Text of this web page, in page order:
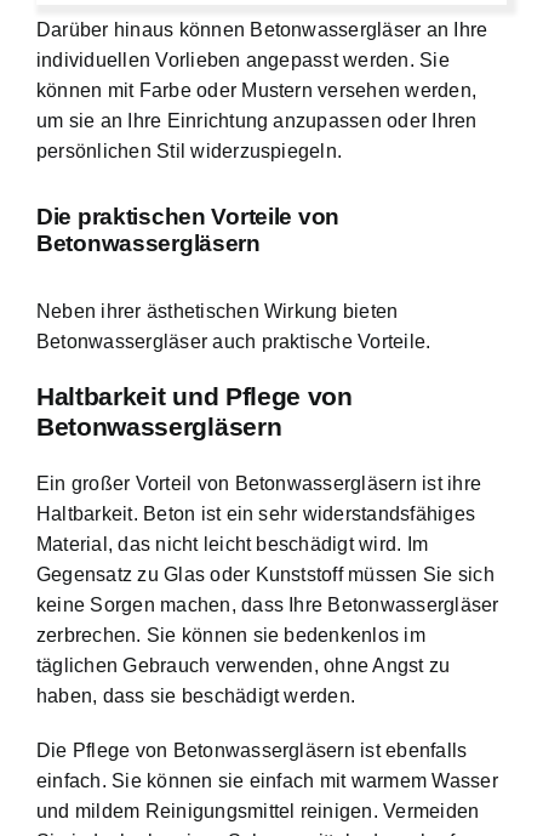
Darüber hinaus können Betonwassergläser an Ihre
individuellen Vorlieben angepasst werden. Sie
können mit Farbe oder Mustern versehen werden,
um sie an Ihre Einrichtung anzupassen oder Ihren
persönlichen Stil widerzuspiegeln.
Die praktischen Vorteile von
Betonwassergläsern
Neben ihrer ästhetischen Wirkung bieten
Betonwassergläser auch praktische Vorteile.
Haltbarkeit und Pflege von
Betonwassergläsern
Ein großer Vorteil von Betonwassergläsern ist ihre
Haltbarkeit. Beton ist ein sehr widerstandsfähiges
Material, das nicht leicht beschädigt wird. Im
Gegensatz zu Glas oder Kunststoff müssen Sie sich
keine Sorgen machen, dass Ihre Betonwassergläser
zerbrechen. Sie können sie bedenkenlos im
täglichen Gebrauch verwenden, ohne Angst zu
haben, dass sie beschädigt werden.
Die Pflege von Betonwassergläsern ist ebenfalls
einfach. Sie können sie einfach mit warmem Wasser
und mildem Reinigungsmittel reinigen. Vermeiden